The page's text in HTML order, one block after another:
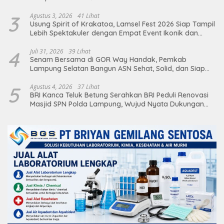
3 Agustus 3, 2026 41 Lihat
Usung Spirit of Krakatoa, Lamsel Fest 2026 Siap Tampil
Lebih Spektakuler dengan Empat Event Ikonik dan
4 Juli 31, 2026 39 Lihat
Senam Bersama di GOR Way Handak, Pemkab
Lampung Selatan Bangun ASN Sehat, Solid, dan Siap
5 Agustus 4, 2026 37 Lihat
BRI Kanca Teluk Betung Serahkan BRI Peduli Renovasi
Masjid SPN Polda Lampung, Wujud Nyata Dukungan